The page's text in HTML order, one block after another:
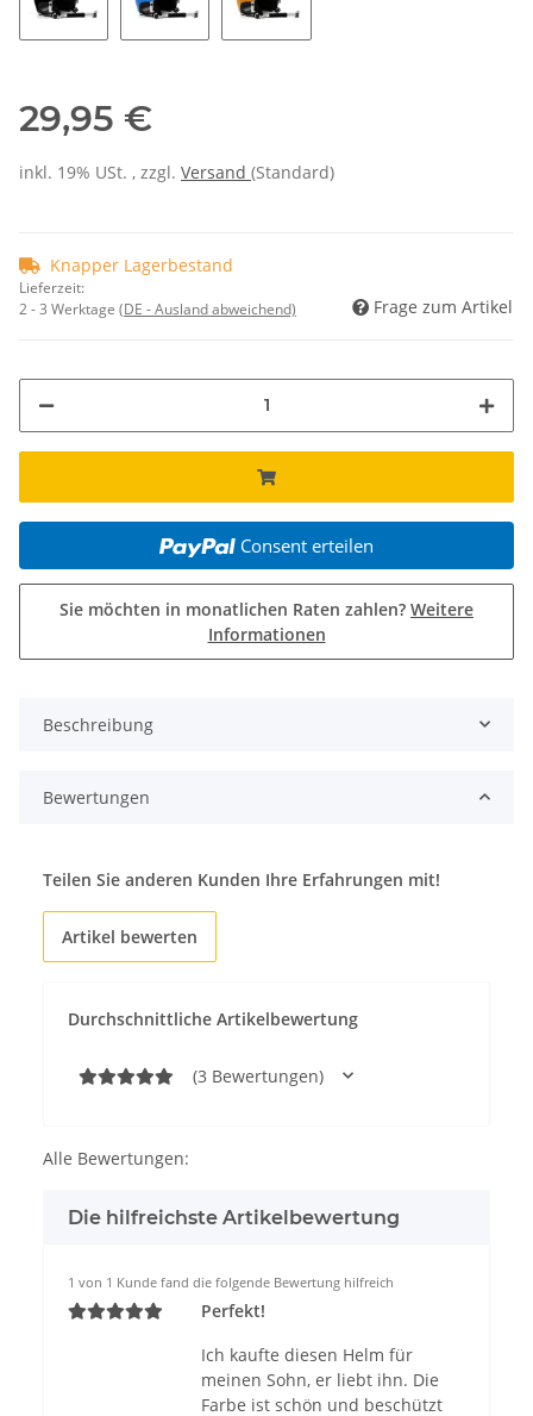
29,95 €
inkl. 19% USt. , zzgl. Versand (Standard)
Knapper Lagerbestand
Lieferzeit:
2 - 3 Werktage (DE - Ausland abweichend) Frage zum Artikel
Consent erteilen
Sie möchten in monatlichen Raten zahlen? Weitere
Informationen
Beschreibung
Bewertungen
Durchschnittliche Artikelbewertung
(3 Bewertungen)
Teilen Sie anderen Kunden Ihre Erfahrungen mit!
Artikel bewerten
Alle Bewertungen:
Die hilfreichste Artikelbewertung
1 von 1 Kunde fand die folgende Bewertung hilfreich
Perfekt!
Ich kaufte diesen Helm für
meinen Sohn, er liebt ihn. Die
Farbe ist schön und beschützt